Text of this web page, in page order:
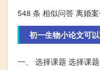
548 条 相似问答 离婚
初一生物小论文可
一、 选择课题 选择课